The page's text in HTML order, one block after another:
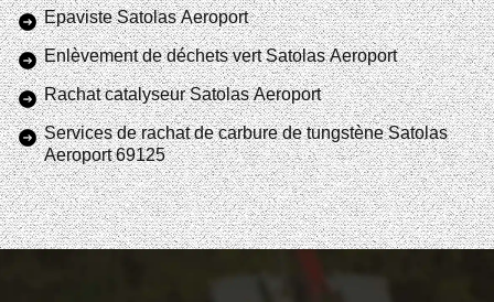
Epaviste Satolas Aeroport
Enlèvement de déchets vert Satolas Aeroport
Rachat catalyseur Satolas Aeroport
Services de rachat de carbure de tungstène Satolas
Aeroport 69125